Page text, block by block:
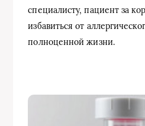
специалисту, пациент за
избавиться от
полноценной жизни.